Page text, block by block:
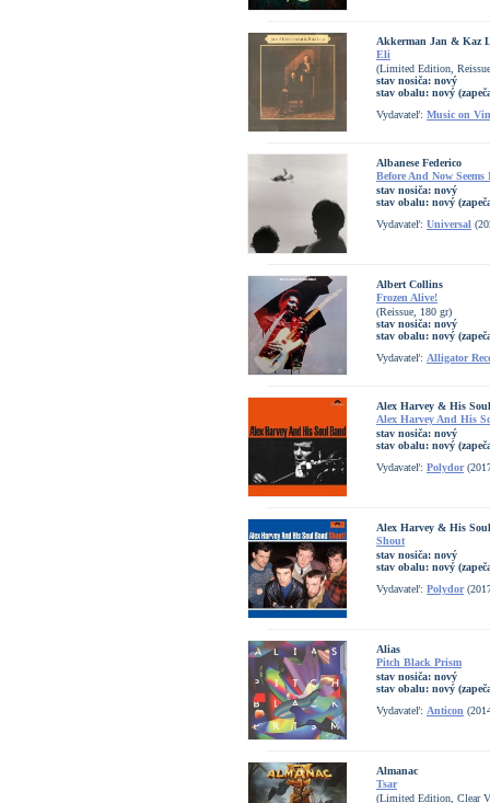
Akkerman Jan & Kaz
Eli
(Limited Edition,
stav nosiča: nový
stav obalu: nový
Vydavateľ: Music on
Albanese Federico
Before And Now
stav nosiča: nový
stav obalu: nový
Vydavateľ: Universal
Albert Collins
Frozen Alive!
(Reissue, 180 gr)
stav nosiča: nový
stav obalu: nový
Vydavateľ: Alligator
Alex Harvey & His
Alex Harvey And His
stav nosiča: nový
stav obalu: nový
Vydavateľ: Polydor
Alex Harvey & His
Shout
stav nosiča: nový
stav obalu: nový
Vydavateľ: Polydor
Alias
Pitch Black Prism
stav nosiča: nový
stav obalu: nový
Vydavateľ: Anticon
Almanac
Tsar
(Limited Edition, Clear